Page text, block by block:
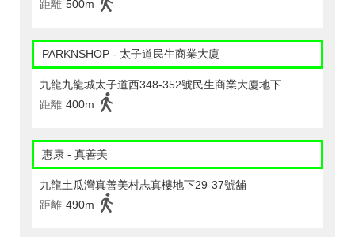
距離 500m
PARKNSHOP - 太子道民生商業大廈
九龍九龍城太子道西348-352號民生商業大廈地下
距離 400m
惠康 - 真善美
九龍土瓜灣真善美村志真樓地下29-37號舖
距離 490m